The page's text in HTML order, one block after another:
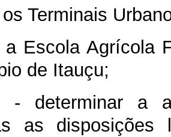
Terminais
a Escola Agrícola
de Itauçu;
- determinar a
as